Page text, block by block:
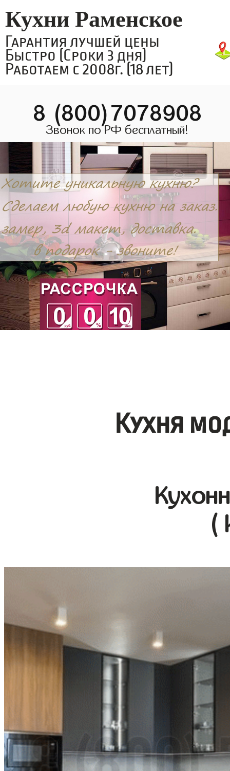
Кухни Раменское
Гарантия лучшей цены
Быстро (Сроки 3 дня)
Работаем с 2008г. (18 лет)
8 (800)7078908
Звонок по РФ бесплатный!
Кухня
(